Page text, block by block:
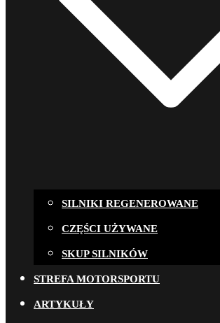
SILNIKI REGENEROWANE
CZĘŚCI UŻYWANE
SKUP SILNIKÓW
STREFA MOTORSPORTU
ARTYKUŁY